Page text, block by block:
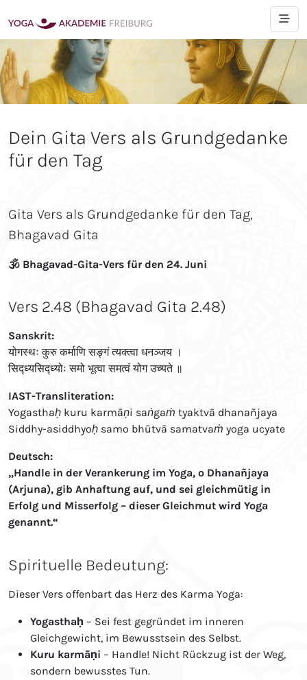
Dein Gita Vers als Grundgedanke
für den Tag
Gita Vers als Grundgedanke für den Tag,
Bhagavad Gita
🕉 Bhagavad-Gita-Vers für den 24. Juni
Vers 2.48 (Bhagavad Gita 2.48)
Sanskrit:
योगस्थः कुरु कर्माणि सङ्गं त्यक्त्वा धनञ्जय ।
सिद्ध्यसिद्ध्योः समो भूत्वा समत्वं योग उच्यते ॥
IAST-Transliteration:
Yogasthaḥ kuru karmāṇi saṅgaṁ tyaktvā dhanañjaya
Siddhy-asiddhyoḥ samo bhūtvā samatvaṁ yoga ucyate
Deutsch:
„Handle in der Verankerung im Yoga, o Dhanañjaya
(Arjuna), gib Anhaftung auf, und sei gleichmütig in
Erfolg und Misserfolg – dieser Gleichmut wird Yoga
genannt.“
Spirituelle Bedeutung:
Dieser Vers offenbart das Herz des Karma Yoga:
Yogasthaḥ – Sei fest gegründet im inneren
Gleichgewicht, im Bewusstsein des Selbst.
Kuru karmāṇi – Handle! Nicht Rückzug ist der Weg,
sondern bewusstes Tun.